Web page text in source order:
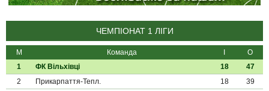
ЧЕМПІОНАТ 1 ЛІГИ
М Команда
О
1
ФК Вільхівці 18
47
2
Прикарпаття-Тепл. 18
39